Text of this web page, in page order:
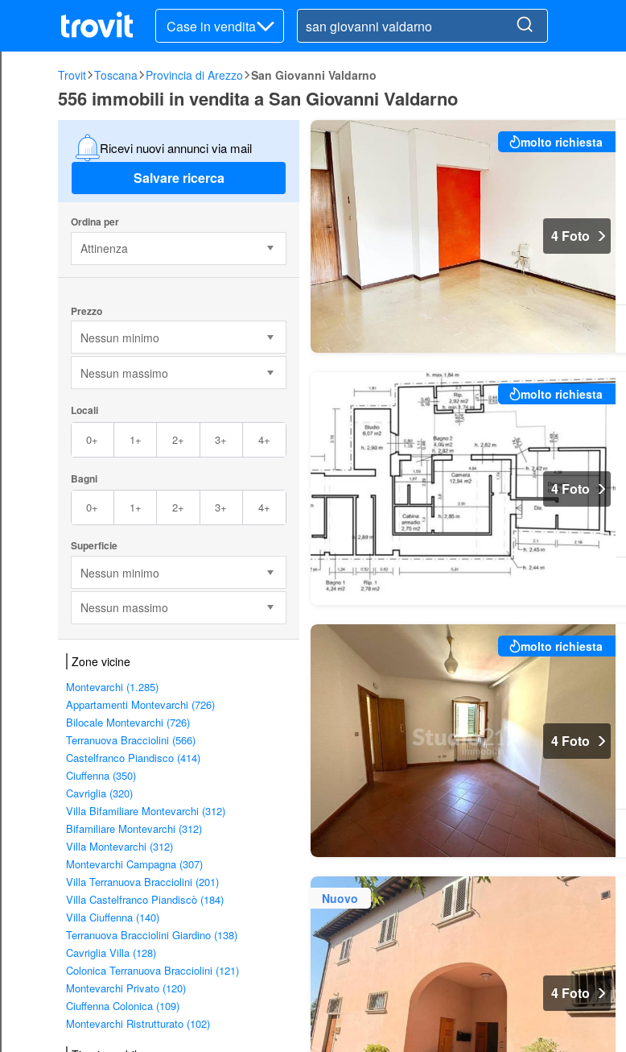
Case in vendita
Trovit Toscana Provincia di Arezzo San Giovanni Valdarno
556 immobili in vendita a San Giovanni Valdarno
Ricevi nuovi annunci via mail
Salvare ricerca
Ordina per
Attinenza
Prezzo
Nessun minimo
Nessun massimo
Locali
0+ 1+ 2+ 3+ 4+
Bagni
0+ 1+ 2+ 3+ 4+
Superficie
Nessun minimo
Nessun massimo
Zone vicine
Montevarchi (1.285)
Appartamenti Montevarchi (726)
Bilocale Montevarchi (726)
Terranuova Bracciolini (566)
Castelfranco Piandisco (414)
Ciuffenna (350)
Cavriglia (320)
Villa Bifamiliare Montevarchi (312)
Bifamiliare Montevarchi (312)
Villa Montevarchi (312)
Montevarchi Campagna (307)
Villa Terranuova Bracciolini (201)
Villa Castelfranco Piandiscò (184)
Villa Ciuffenna (140)
Terranuova Bracciolini Giardino (138)
Cavriglia Villa (128)
Colonica Terranuova Bracciolini (121)
Montevarchi Privato (120)
Ciuffenna Colonica (109)
Montevarchi Ristrutturato (102)
molto richiesta
4 Foto
molto richiesta
4 Foto
molto richiesta
4 Foto
Nuovo
4 Foto